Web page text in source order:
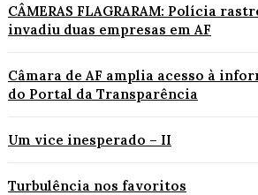
CÂMERAS FLAGRARAM: Polícia
invadiu duas empresas em AF
Câmara de AF amplia acesso à
do Portal da Transparência
Um vice inesperado – II
Turbulência nos favoritos